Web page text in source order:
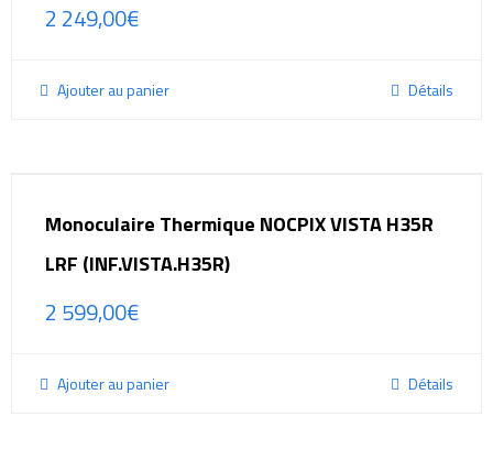
2 249,00€
Ajouter au panier Détails
Monoculaire Thermique NOCPIX VISTA H35R
LRF (INF.VISTA.H35R)
2 599,00€
Ajouter au panier Détails